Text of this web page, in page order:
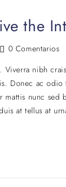
the
0 Comentarios
nibh
Donec ac
nunc sed
at tellus at